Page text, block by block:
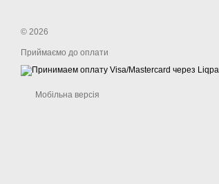
© 2026
Приймаємо до оплати
Мобільна версія